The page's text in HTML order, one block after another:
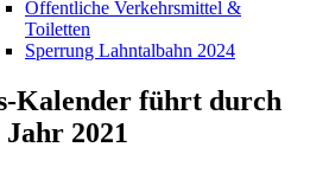
Öffentliche Verkehrsmittel &
Toiletten
Sperrung Lahntalbahn 2024
Kalender führt durch
Jahr 2021